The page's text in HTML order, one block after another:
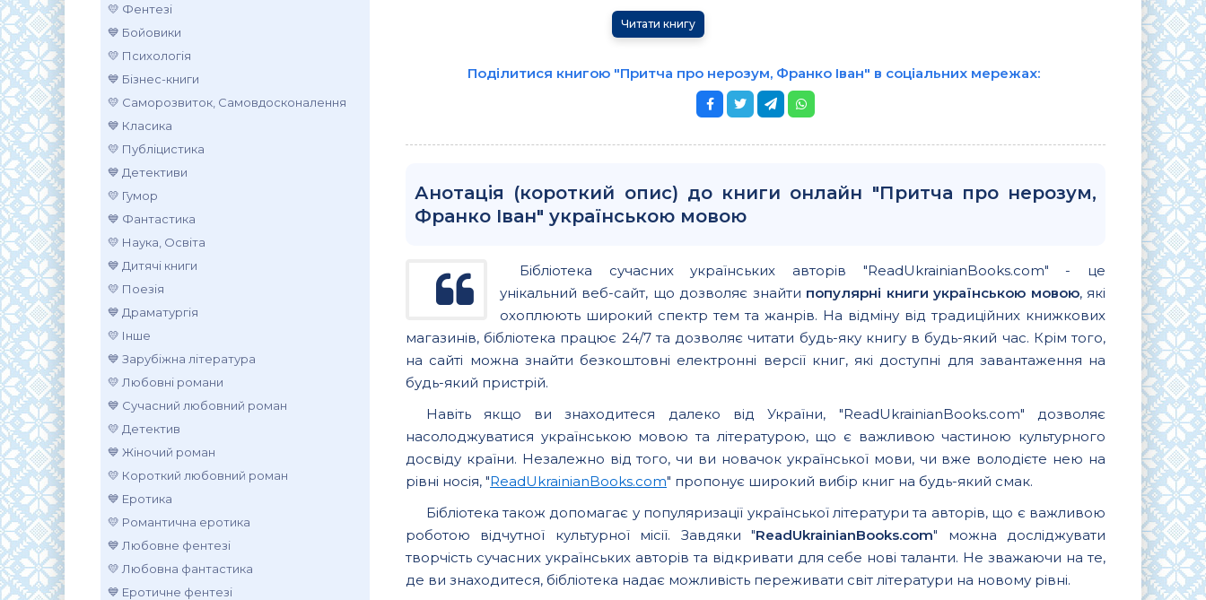
💛 Фентезі
💙 Бойовики
💛 Психологія
💙 Бізнес-книги
💛 Саморозвиток, Самовдосконалення
💙 Класика
💛 Публіцистика
💙 Детективи
💛 Гумор
💙 Фантастика
💛 Наука, Освіта
💙 Дитячі книги
💛 Поезія
💙 Драматургія
💛 Інше
💙 Зарубіжна література
💛 Любовні романи
💙 Сучасний любовний роман
💛 Детектив
💙 Жіночий роман
💛 Короткий любовний роман
💙 Еротика
💛 Романтична еротика
💙 Любовне фентезі
💛 Любовна фантастика
💙 Еротичне фентезі
Читати книгу
Поділитися книгою "Притча про нерозум, Франко Іван" в соціальних мережах:
Анотація (короткий опис) до книги онлайн "Притча про нерозум,
Франко Іван" українською мовою
Бібліотека сучасних українських авторів "ReadUkrainianBooks.com" - це
унікальний веб-сайт, що дозволяє знайти популярні книги українською мовою, які
охоплюють широкий спектр тем та жанрів. На відміну від традиційних книжкових
магазинів, бібліотека працює 24/7 та дозволяє читати будь-яку книгу в будь-який час. Крім того,
на сайті можна знайти безкоштовні електронні версії книг, які доступні для завантаження на
будь-який пристрій.
Навіть якщо ви знаходитеся далеко від України, "ReadUkrainianBooks.com" дозволяє
насолоджуватися українською мовою та літературою, що є важливою частиною культурного
досвіду країни. Незалежно від того, чи ви новачок української мови, чи вже володієте нею на
рівні носія, "ReadUkrainianBooks.com" пропонує широкий вибір книг на будь-який смак.
Бібліотека також допомагає у популяризації української літератури та авторів, що є важливою
роботою відчутної культурної місії. Завдяки "ReadUkrainianBooks.com" можна досліджувати
творчість сучасних українських авторів та відкривати для себе нові таланти. Не зважаючи на те,
де ви знаходитеся, бібліотека надає можливість переживати світ літератури на новому рівні.